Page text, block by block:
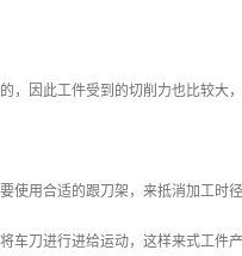
，因此工件受到的切削力也比较大
用合适的跟刀架，来抵消加工时
刀进行进给运动，这样来式工件